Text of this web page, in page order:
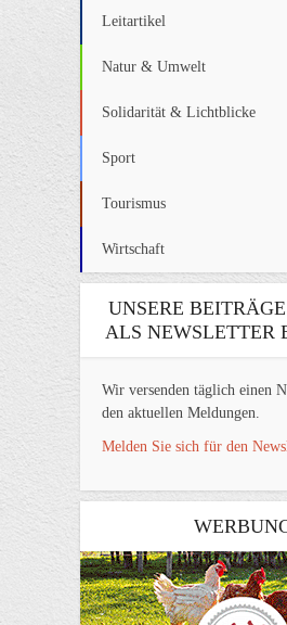
Leitartikel
Natur & Umwelt
Solidarität & Lichtblicke
Sport
Tourismus
Wirtschaft
UNSERE
ALS NEWSLETTER
Wir versenden täglich einen
den aktuellen Meldungen.
Melden Sie sich für den